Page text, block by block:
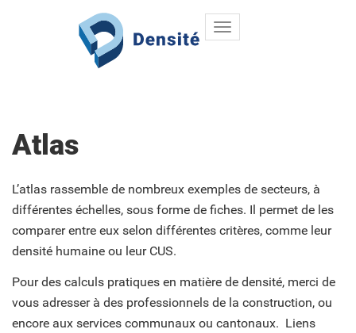
Aller au contenu principal
Toggle
Atlas
L’atlas rassemble de nombreux exemples de secteurs, à
différentes échelles, sous forme de fiches. Il permet de les
comparer entre eux selon différentes critères, comme leur
densité humaine ou leur CUS.
Pour des calculs pratiques en matière de densité, merci de
vous adresser à des professionnels de la construction, ou
encore aux services communaux ou cantonaux. Liens